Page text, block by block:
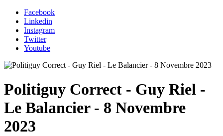
Facebook
Linkedin
Instagram
Twitter
Youtube
Politiguy Correct - Guy Riel -
Le Balancier - 8 Novembre
2023